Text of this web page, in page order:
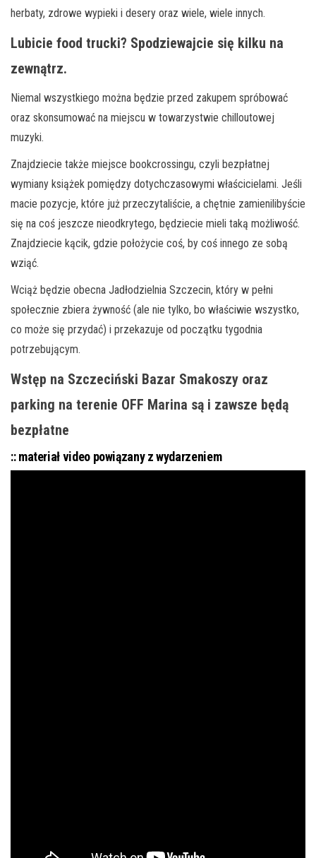
herbaty, zdrowe wypieki i desery oraz wiele, wiele innych.
Lubicie food trucki? Spodziewajcie się kilku na
zewnątrz.
Niemal wszystkiego można będzie przed zakupem spróbować
oraz skonsumować na miejscu w towarzystwie chilloutowej
muzyki.
Znajdziecie także miejsce bookcrossingu, czyli bezpłatnej
wymiany książek pomiędzy dotychczasowymi właścicielami. Jeśli
macie pozycje, które już przeczytaliście, a chętnie zamienilibyście
się na coś jeszcze nieodkrytego, będziecie mieli taką możliwość.
Znajdziecie kącik, gdzie położycie coś, by coś innego ze sobą
wziąć.
Wciąż będzie obecna Jadłodzielnia Szczecin, który w pełni
społecznie zbiera żywność (ale nie tylko, bo właściwie wszystko,
co może się przydać) i przekazuje od początku tygodnia
potrzebującym.
Wstęp na Szczeciński Bazar Smakoszy oraz
parking na terenie OFF Marina są i zawsze będą
bezpłatne
:: materiał video powiązany z wydarzeniem